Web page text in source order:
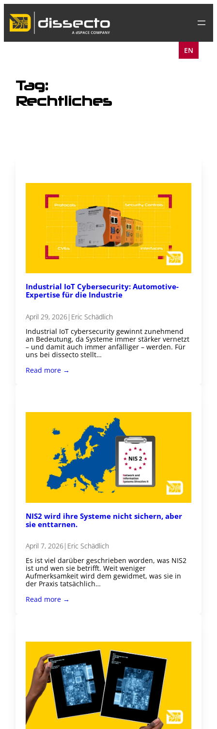
content
EN
Tag:
Rechtliches
Industrial IoT Cybersecurity: Automotive-
Expertise für die Industrie
April 29, 2026| Eric Schädlich
Industrial IoT cybersecurity gewinnt zunehmend
an Bedeutung, da Systeme immer stärker vernetzt
– und damit auch immer anfälliger – werden. Für
uns bei dissecto stellt…
Read more →
NIS2 wird ihre Systeme nicht sichern, aber
sie enttarnen.
April 7, 2026| Eric Schädlich
Es ist viel darüber geschrieben worden, was NIS2
ist und wen sie betrifft. Weit weniger
Aufmerksamkeit wird dem gewidmet, was sie in
der Praxis tatsächlich…
Read more →